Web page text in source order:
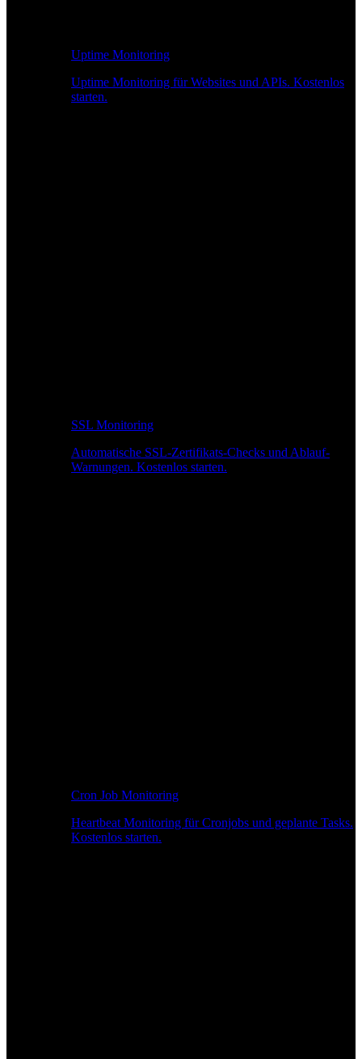
Uptime Monitoring
Uptime Monitoring für Websites und APIs. Kostenlos
starten.
SSL Monitoring
Automatische SSL-Zertifikats-Checks und Ablauf-
Warnungen. Kostenlos starten.
Cron Job Monitoring
Heartbeat Monitoring für Cronjobs und geplante Tasks.
Kostenlos starten.